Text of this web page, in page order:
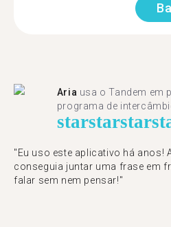
Aria usa o Tandem em
programa de
starstarstar
"​​Eu uso este aplicativo há anos!
conseguia juntar uma frase em
falar sem nem pensar!"